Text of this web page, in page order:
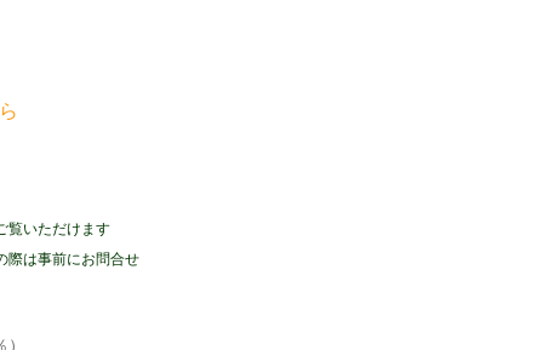
覧いただけます
際は事前にお問合せ